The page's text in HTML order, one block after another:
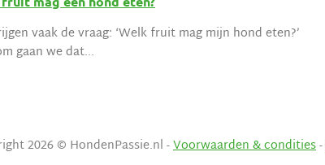
vaak de vraag: ‘Welk fruit mag mijn hond eten?’
gaan we dat...
2026 © HondenPassie.nl -Voorwaarden & condities-